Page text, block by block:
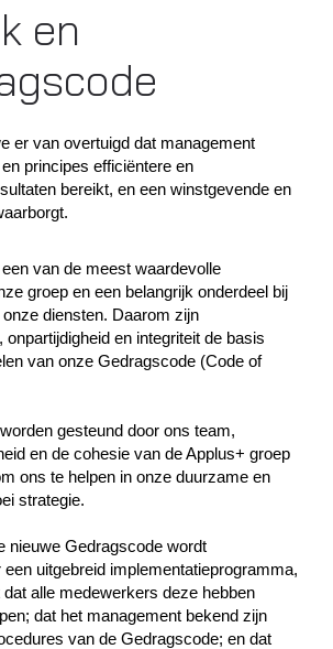
en
er van overtuigd dat management
principes efficiëntere en
bereikt, en een winstgevende en
van de meest waardevolle
groep en een belangrijk onderdeel bij
diensten. Daarom zijn
onpartijdigheid en integriteit de basis
van onze Gedragscode (Code of
gesteund door ons team,
en de cohesie van de Applus+ groep
ons te helpen in onze duurzame en
strategie.
nieuwe Gedragscode wordt
uitgebreid implementatieprogramma,
alle medewerkers deze hebben
dat het management bekend zijn
van de Gedragscode; en dat